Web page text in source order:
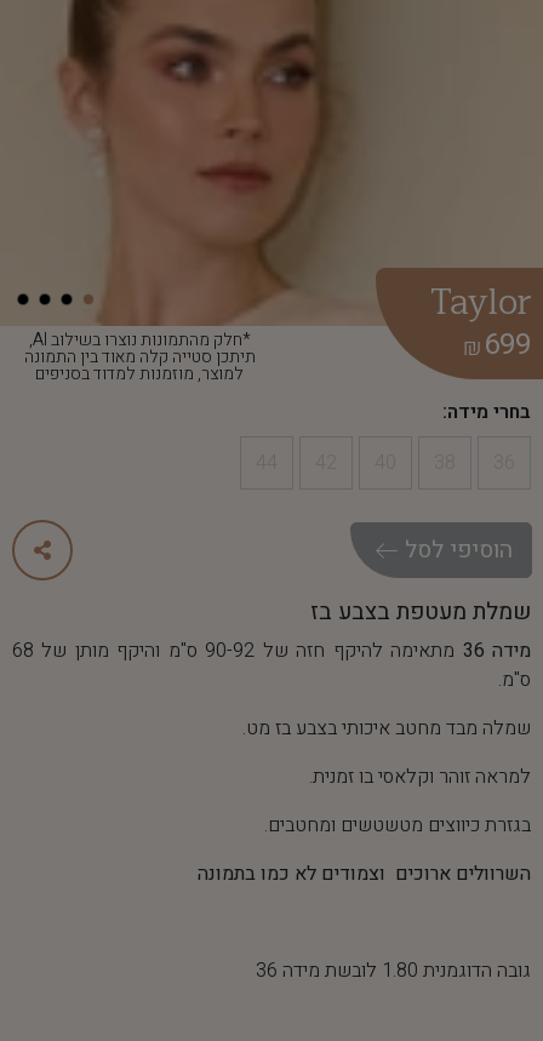
*חלק מהתמונות נוצרו בשילוב AI,
תיתכן סטייה קלה מאוד בין התמונה
למוצר, מוזמנות למדוד בסניפים
Taylor
699
₪
בחרי מידה:
הוסיפי לסל
שמלת מעטפת בצבע בז
מידה 36
מתאימה להיקף חזה של 90-92 ס"מ והיקף מותן של 68
ס"מ.
שמלה מבד מחטב איכותי בצבע בז מט.
למראה זוהר וקלאסי בו זמנית.
בגזרת כיווצים מטשטשים ומחטבים.
השרוולים ארוכים וצמודים לא כמו בתמונה
גובה הדוגמנית 1.80 לובשת מידה 36